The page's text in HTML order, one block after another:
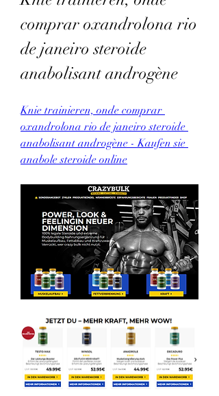
comprar oxandrolona rio
de janeiro steroide
anabolisant androgène
Knie trainieren, onde comprar
oxandrolona rio de janeiro steroide
anabolisant androgène - Kaufen sie
anabole steroide online